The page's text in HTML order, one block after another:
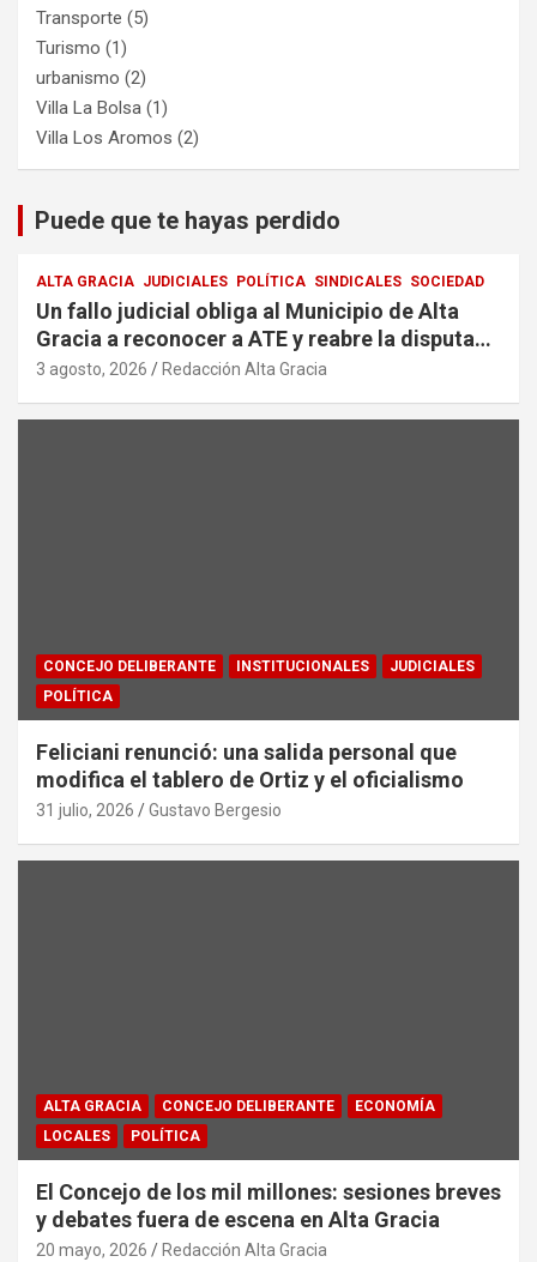
Transporte (5)
Turismo (1)
urbanismo (2)
Villa La Bolsa (1)
Villa Los Aromos (2)
Puede que te hayas perdido
ALTA GRACIA JUDICIALES POLÍTICA SINDICALES SOCIEDAD
Un fallo judicial obliga al Municipio de Alta
Gracia a reconocer a ATE y reabre la disputa
por la representación sindical
3 agosto, 2026 Redacción Alta Gracia
CONCEJO DELIBERANTE INSTITUCIONALES
JUDICIALES
POLÍTICA
Feliciani renunció: una salida personal que
modifica el tablero de Ortiz y el oficialismo
31 julio, 2026 Gustavo Bergesio
ALTA GRACIA CONCEJO DELIBERANTE
ECONOMÍA
LOCALES
POLÍTICA
El Concejo de los mil millones: sesiones breves
y debates fuera de escena en Alta Gracia
20 mayo, 2026 Redacción Alta Gracia